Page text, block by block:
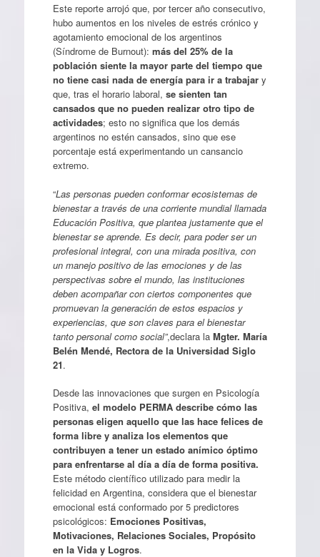
Este reporte arrojó que, por tercer año consecutivo,
hubo aumentos en los niveles de estrés crónico y
agotamiento emocional de los argentinos
(Síndrome de Burnout): más del 25% de la
población siente la mayor parte del tiempo que
no tiene casi nada de energía para ir a trabajary
que, tras el horario laboral, se sienten tan
cansados que no pueden realizar otro tipo de
actividades; esto no significa que los demás
argentinos no estén cansados, sino que ese
porcentaje está experimentando un cansancio
extremo.
“Las personas pueden conformar ecosistemas de
bienestar a través de una corriente mundial llamada
Educación Positiva, que plantea justamente que el
bienestar se aprende. Es decir, para poder ser un
profesional integral, con una mirada positiva, con
un manejo positivo de las emociones y de las
perspectivas sobre el mundo, las instituciones
deben acompañar con ciertos componentes que
promuevan la generación de estos espacios y
experiencias, que son claves para el bienestar
tanto personal como social”,declara la Mgter. María
Belén Mendé, Rectora de la Universidad Siglo
21.
Desde las innovaciones que surgen en Psicología
Positiva, el modelo PERMA describe cómo las
personas eligen aquello que las hace felices de
forma libre y analiza los elementos que
contribuyen a tener un estado anímico óptimo
para enfrentarse al día a día de forma positiva.
Este método científico utilizado para medir la
felicidad en Argentina, considera que el bienestar
emocional está conformado por 5 predictores
psicológicos: Emociones Positivas,
Motivaciones, Relaciones Sociales, Propósito
en la Vida y Logros.